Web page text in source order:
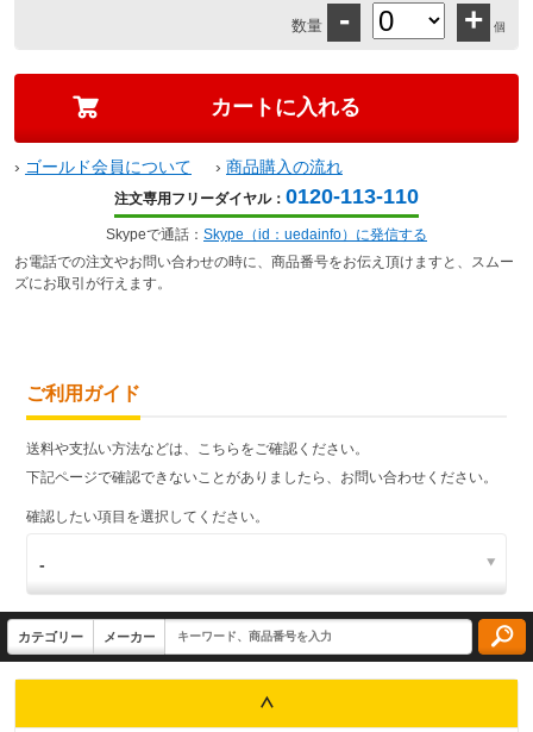
数量 - + 個
› ゴールド会員について › 商品購入の流れ
注文専用フリーダイヤル： 0120-113-110
Skypeで通話： Skype（id：uedainfo）に発信する
お電話での注文やお問い合わせの時に、商品番号をお伝え頂けますと、スムー
ズにお取引が行えます。
ご利用ガイド
送料や支払い方法などは、こちらをご確認ください。
下記ページで確認できないことがありましたら、お問い合わせください。
確認したい項目を選択してください。